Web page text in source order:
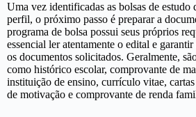
Uma vez identificadas as bolsas de estudo
perfil, o próximo passo é preparar a
programa de bolsa possui seus próprios
essencial ler atentamente o edital e
os documentos solicitados. Geralmente,
como histórico escolar, comprovante de
instituição de ensino, currículo vitae,
de motivação e comprovante de renda